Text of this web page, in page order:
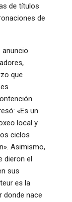
de títulos
de
anuncio
que
«Es un
local y
ciclos
. Asimismo,
dieron el
sus
es la
donde nace